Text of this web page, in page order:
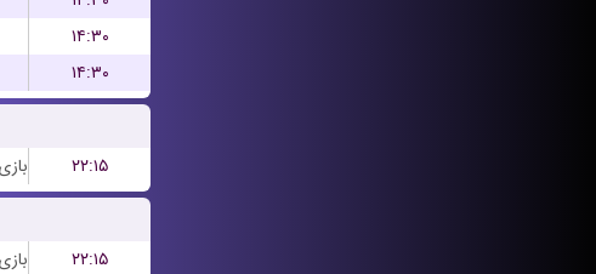
۱۴:۳۰
۱۴:۳۰
۲۲:۱۵
۲۲:۱۵